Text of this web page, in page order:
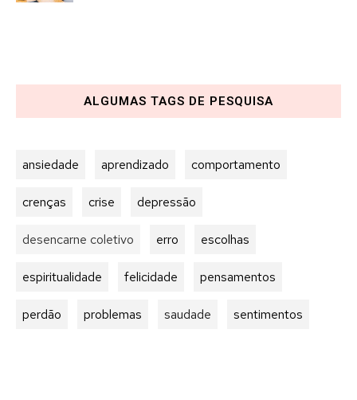
ALGUMAS TAGS DE PESQUISA
ansiedade aprendizado comportamento
crenças crise depressão
desencarne coletivo erro escolhas
espiritualidade felicidade pensamentos
perdão problemas saudade sentimentos